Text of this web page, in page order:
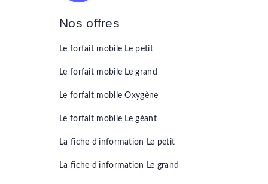
Nos offres
Le forfait mobile Le petit
Le forfait mobile Le grand
Le forfait mobileOxygène
Le forfait mobile Le géant
La fiche d'information Le petit
La fiche d'information Le grand